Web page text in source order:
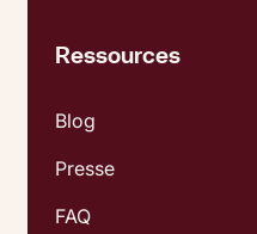
Ressources
Blog
Presse
FAQ